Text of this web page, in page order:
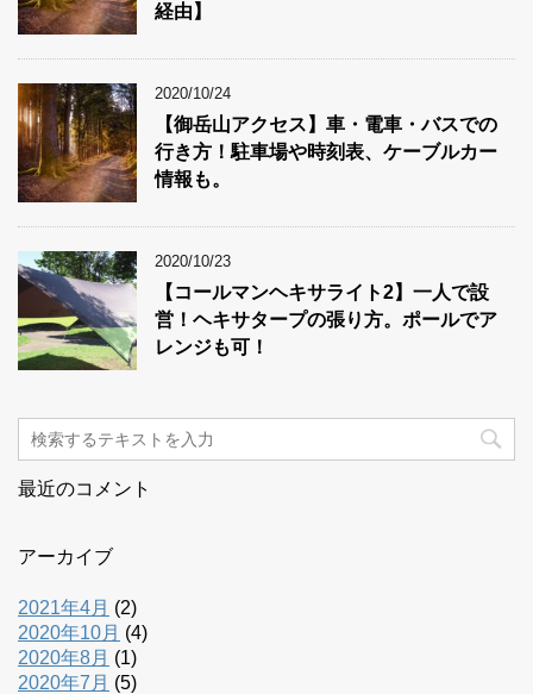
経由】
2020/10/24
【御岳山アクセス】車・電車・バスでの
行き方！駐車場や時刻表、ケーブルカー
情報も。
2020/10/23
【コールマンヘキサライト2】一人で設
営！ヘキサタープの張り方。ポールでア
レンジも可！
最近のコメント
アーカイブ
2021年4月 (2)
2020年10月 (4)
2020年8月 (1)
2020年7月 (5)